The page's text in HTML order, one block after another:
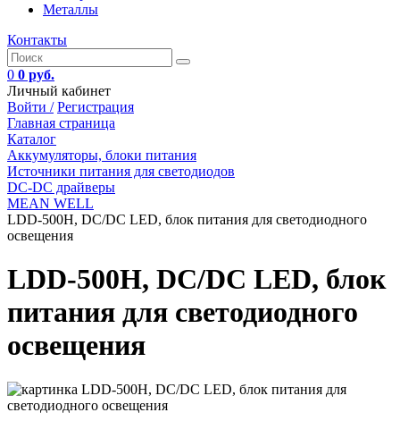
Металлы
Контакты
0 0 руб.
Личный кабинет
Войти / Регистрация
Главная страница
Каталог
Аккумуляторы, блоки питания
Источники питания для светодиодов
DC-DC драйверы
MEAN WELL
LDD-500H, DC/DC LED, блок питания для светодиодного
освещения
LDD-500H, DC/DC LED, блок
питания для светодиодного
освещения